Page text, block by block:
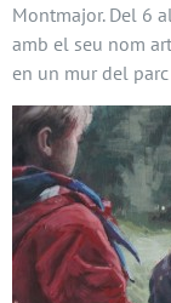
Montmajor. Del 6
amb el seu nom
en un mur del